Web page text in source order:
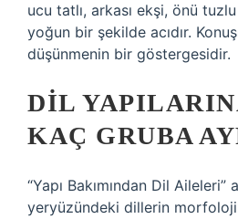
ucu tatlı, arkası ekşi, önü
yoğun bir şekilde acıdır.
düşünmenin bir göstergesidir.
DIL
KAÇ GRUBA
“Yapı Bakımından Dil Aileleri”
yeryüzündeki dillerin morfolojik